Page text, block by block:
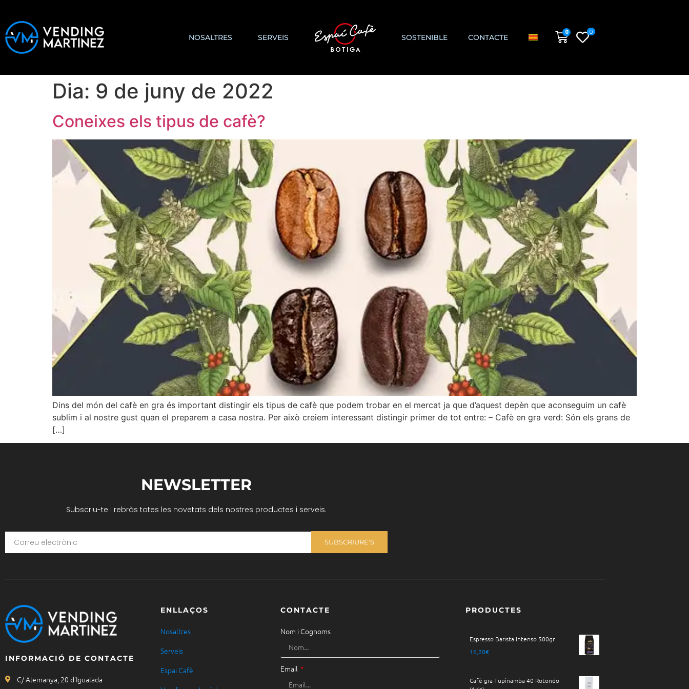
NOSALTRES SERVEIS SOSTENIBLE CONTACTE
0 0
Dia: 9 de juny de 2022
Coneixes els tipus de cafè?
Dins del món del cafè en gra és important distingir els tipus de cafè que podem trobar en el mercat ja que d’aquest depèn que aconseguim un cafè
sublim i al nostre gust quan el preparem a casa nostra. Per això creiem interessant distingir primer de tot entre: – Cafè en gra verd: Són els grans de
[…]
NEWSLETTER
Subscriu-te i rebràs totes les novetats dels nostres productes i serveis.
SUBSCRIURE'S
INFORMACIÓ DE CONTACTE
C/ Alemanya, 20 d'Igualada
ENLLAÇOS
Nosaltres
Serveis
Espai Cafè
CONTACTE
Nom i Cognoms
Email
PRODUCTES
Espresso Barista Intenso 500gr
16,20€
Cafè gra Tupinamba 40 Rotondo